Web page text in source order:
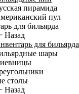
пирамида
пул
для бильярда
Назад
для бильярда
шары
столы
Назад